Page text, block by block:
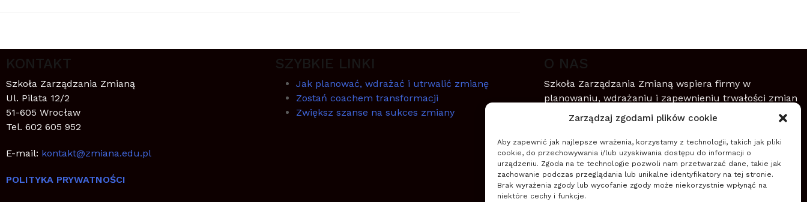
Zarządzaj zgodami plików cookie
Aby zapewnić jak najlepsze wrażenia, korzystamy z technologii, takich jak pliki
cookie, do przechowywania i/lub uzyskiwania dostępu do informacji o
urządzeniu. Zgoda na te technologie pozwoli nam przetwarzać dane, takie jak
zachowanie podczas przeglądania lub unikalne identyfikatory na tej stronie.
Brak wyrażenia zgody lub wycofanie zgody może niekorzystnie wpłynąć na
niektóre cechy i funkcje.
KONTAKT
Szkoła Zarządzania Zmianą
Ul. Pilata 12/2
51-605 Wrocław
Tel. 602 605 952
E-mail: kontakt@zmiana.edu.pl
POLITYKA PRYWATNOŚCI
SZYBKIE LINKI
Jak planować, wdrażać i utrwalić zmianę
Zostań coachem transformacji
Zwiększ szanse na sukces zmiany
O NAS
Szkoła Zarządzania Zmianą wspiera firmy w
planowaniu, wdrażaniu i zapewnieniu trwałości zmian
(nowych przedsięwzięć, projektów, innowacji,
transformacji) wykorzystując zwinne podejście do
zarządzania.
Czytaj więcej